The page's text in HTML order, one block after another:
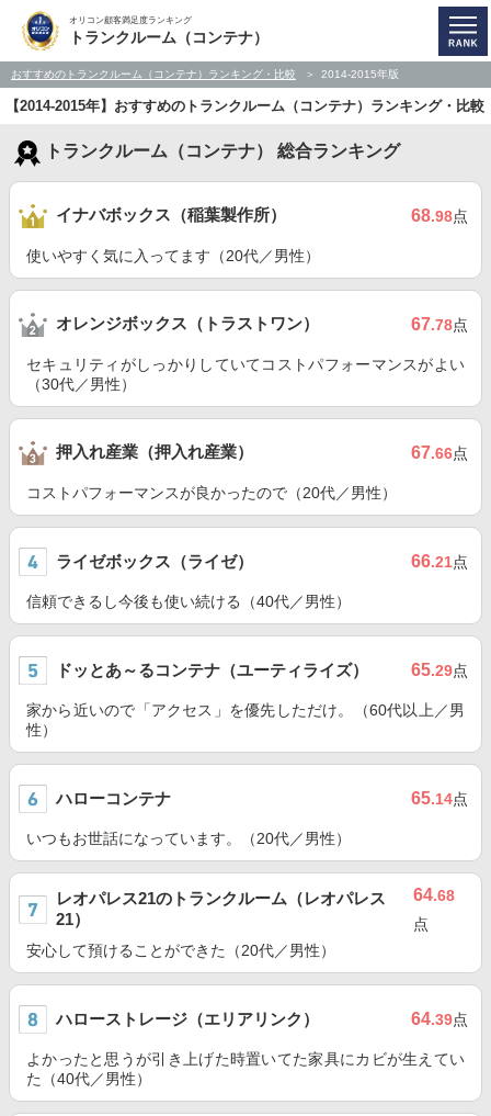
オリコン顧客満足度ランキング
トランクルーム（コンテナ）
おすすめのトランクルーム（コンテナ）ランキング・比較 2014-2015年版
【2014-2015年】おすすめのトランクルーム（コンテナ）ランキング・比較
トランクルーム（コンテナ） 総合ランキング
イナバボックス（稲葉製作所） 68.98点
使いやすく気に入ってます（20代／男性）
オレンジボックス（トラストワン） 67.78点
セキュリティがしっかりしていてコストパフォーマンスがよい
（30代／男性）
押入れ産業（押入れ産業） 67.66点
コストパフォーマンスが良かったので（20代／男性）
ライゼボックス（ライゼ） 66.21点
信頼できるし今後も使い続ける（40代／男性）
ドッとあ～るコンテナ（ユーティライズ） 65.29点
家から近いので「アクセス」を優先しただけ。（60代以上／男
性）
ハローコンテナ 65.14点
いつもお世話になっています。（20代／男性）
レオパレス21のトランクルーム（レオパレス
21）
64.68
点
安心して預けることができた（20代／男性）
ハローストレージ（エリアリンク） 64.39点
よかったと思うが引き上げた時置いてた家具にカビが生えてい
た（40代／男性）